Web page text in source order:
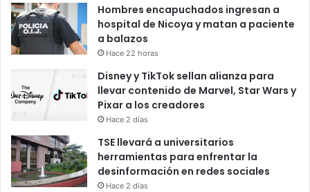
Hombres encapuchados ingresan a
hospital de Nicoya y matan a paciente
a balazos
Hace 22 horas
Disney y TikTok sellan alianza para
llevar contenido de Marvel, Star Wars y
Pixar a los creadores
Hace 2 días
TSE llevará a universitarios
herramientas para enfrentar la
desinformación en redes sociales
Hace 2 días